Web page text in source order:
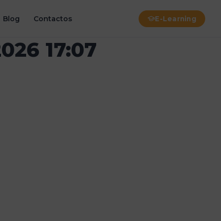
Blog Contactos E-Learning
17:07